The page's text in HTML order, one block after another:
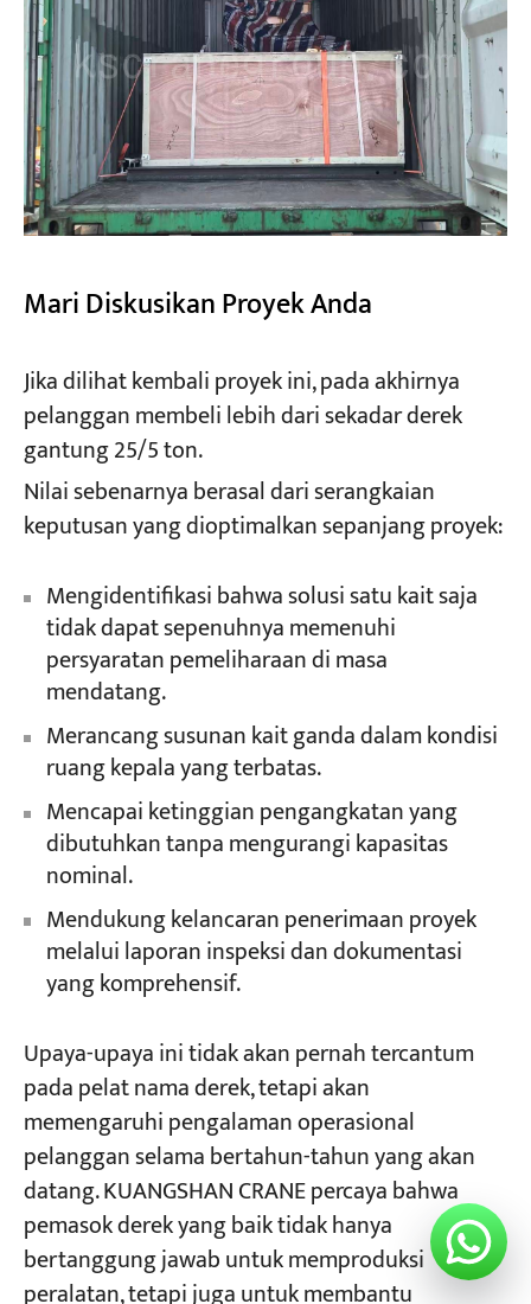
Mari Diskusikan Proyek Anda
Jika dilihat kembali proyek ini, pada akhirnya
pelanggan membeli lebih dari sekadar derek
gantung 25/5 ton.
Nilai sebenarnya berasal dari serangkaian
keputusan yang dioptimalkan sepanjang proyek:
Mengidentifikasi bahwa solusi satu kait saja
tidak dapat sepenuhnya memenuhi
persyaratan pemeliharaan di masa
mendatang.
Merancang susunan kait ganda dalam kondisi
ruang kepala yang terbatas.
Mencapai ketinggian pengangkatan yang
dibutuhkan tanpa mengurangi kapasitas
nominal.
Mendukung kelancaran penerimaan proyek
melalui laporan inspeksi dan dokumentasi
yang komprehensif.
Upaya-upaya ini tidak akan pernah tercantum
pada pelat nama derek, tetapi akan
memengaruhi pengalaman operasional
pelanggan selama bertahun-tahun yang akan
datang. KUANGSHAN CRANE percaya bahwa
pemasok derek yang baik tidak hanya
bertanggung jawab untuk memproduksi
peralatan, tetapi juga untuk membantu